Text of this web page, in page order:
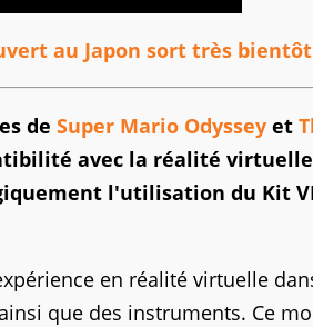
au Japon sort très bientôt
de Super Mario Odyssey et
avec la réalité
l'utilisation du Kit
en réalité virtuelle
que des instruments. Ce